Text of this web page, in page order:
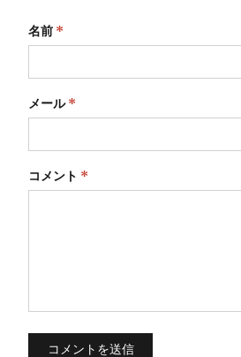
名前 *
メール*
コメント *
コメントを送信